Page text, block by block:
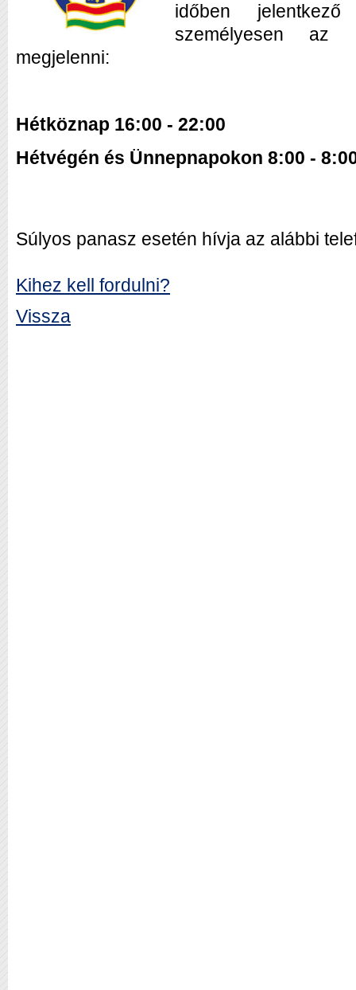
időben
személyesen az
megjelenni:
Hétköznap 16:00 - 22:00
Hétvégén és Ünnepnapokon 8:00 -
Súlyos panasz esetén hívja az alábbi
Kihez kell fordulni?
Vissza